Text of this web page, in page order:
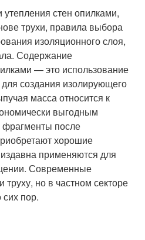
утепления стен опилками,
трухи, правила выбора
изоляционного слоя,
Содержание
— это использование
создания изолирующего
масса относится к
выгодным
после
хорошие
применяются для
Современные
но в частном секторе
сих пор.